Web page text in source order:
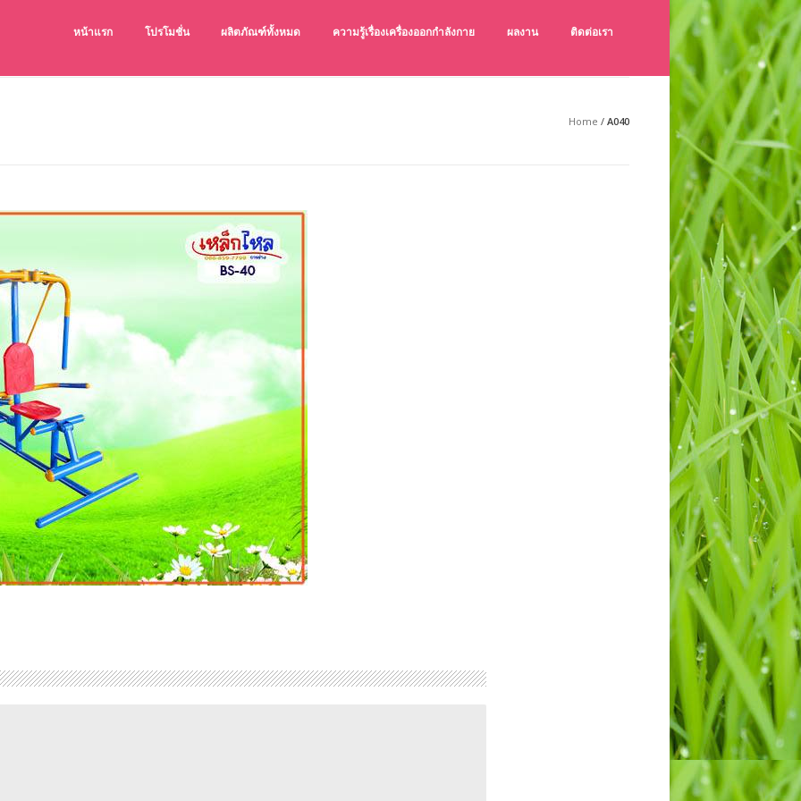
เครื่องออกกำลังกายกลางแจ้ง เช็คราคาเครื่องออกกำลังกายกลางแจ้ง
เครื่องออกกำลังกายกลางแจ้ง คุณภาพดี ราคาถูก
หน้าแรก โปรโมชั่น ผลิตภัณฑ์ทั้งหมด ความรู้เรื่องเครื่องออกกำลังกาย ผลงาน ติดต่อเรา
Home / A040